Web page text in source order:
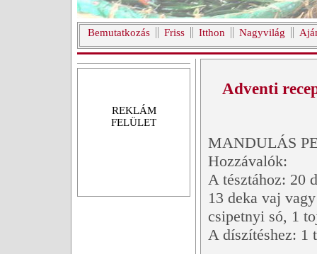
Bemutatkozás Friss Itthon Nagyvilág
REKLÁM
FELÜLET
Adventi
MANDULÁS
Hozzávalók:
A tésztához: 20
13 deka vaj
csipetnyi só, 1
A díszítéshez: 1